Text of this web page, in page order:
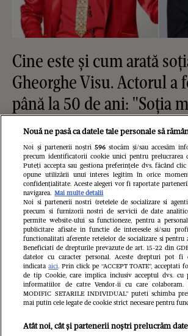
Cine este și cum arată
Gheorghe Visu. Actorul a
până la 50 de ani: "Soția
familia mea și singurul
cunoaște fricile"
Nouă ne pasă ca datele tale personale să
Noi și partenerii noștri 596stocăm și/sau accesăm
precum identificatorii cookie unici pentru prelucrarea
Puteți accepta sau gestiona preferințele dvs. făcând
opune utilizării unui interes legitim în orice
confidențialitate. Aceste alegeri vor fi raportate
navigarea. Mai multe detalii
Noi si partenerii nostri (retelele de socializare si
precum si furnizorii nostri de servicii de date
permite website-ului sa functioneze, pentru a
publicitare afisate in functie de interesele si/sau
functionalitati aferente retelelor de socializare si pentru
Beneficiati de drepturile prevazute de art. 15-22 din
datelor cu caracter personal. Aceste drepturi pot fi
indicataaici. Prin click pe “ACCEPT TOATE”, acceptati
de tip Cookie, care implica inclusiv acceptul dvs. cu
informatiilor de catre Vendor-ii cu care
MODIFIC SETARILE INDIVIDUAL” puteti schimba
mai putin cele legate de cookie strict necesare pentru
Atât noi, cât și partenerii noștri prelucrăm